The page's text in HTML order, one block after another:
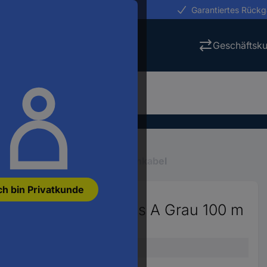
bin Privatkunde
Garantiertes
Mehradrige Kabel Datenkabel
FD P plus A Grau 100 m